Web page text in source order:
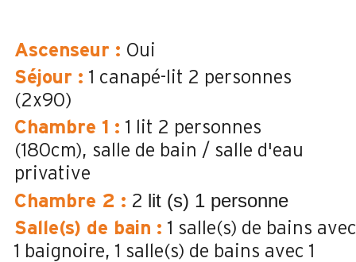
Ascenseur : Oui
Séjour : 1 canapé-lit 2 personnes
(2x90)
Chambre 1 : 1 lit 2 personnes
(180cm)
salle de bain / salle d'eau
privative
Chambre 2 : 2 lit (s) 1 personne
Salle(s) de bain : 1 salle(s) de bains avec
1 baignoire 1 salle(s) de bains avec 1